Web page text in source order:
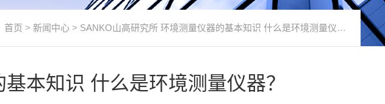
首页 > 新闻中心 > SANKO山高研究所 环境测量仪器的基本知识 什么是环境测量仪器？
本知识 什么是环境测量仪器？